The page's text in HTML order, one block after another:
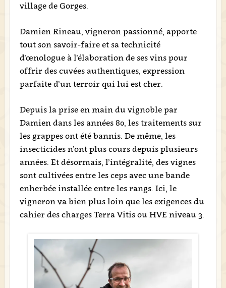
village de Gorges.
Damien Rineau, vigneron passionné, apporte
tout son savoir-faire et sa technicité
d’œnologue à l’élaboration de ses vins pour
offrir des cuvées authentiques, expression
parfaite d’un terroir qui lui est cher.
Depuis la prise en main du vignoble par
Damien dans les années 80, les traitements sur
les grappes ont été bannis. De même, les
insecticides n’ont plus cours depuis plusieurs
années. Et désormais, l’intégralité, des vignes
sont cultivées entre les ceps avec une bande
enherbée installée entre les rangs. Ici, le
vigneron va bien plus loin que les exigences du
cahier des charges Terra Vitis ou HVE niveau 3.